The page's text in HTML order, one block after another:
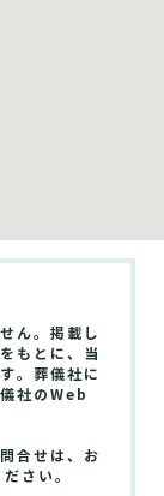
ん。掲載し
もとに、当
。葬儀社に
社のWeb
合せは、お
さい。